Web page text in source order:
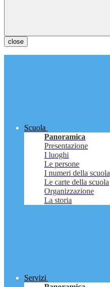
close
Scuola
Panoramica
Presentazione
I luoghi
Le persone
I numeri della scuola
Le carte della scuola
Organizzazione
La storia
Servizi